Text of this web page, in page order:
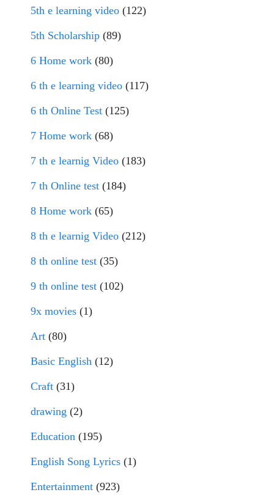
5th e learning video (122)
5th Scholarship (89)
6 Home work (80)
6 th e learning video (117)
6 th Online Test (125)
7 Home work (68)
7 th e learnig Video (183)
7 th Online test (184)
8 Home work (65)
8 th e learnig Video (212)
8 th online test (35)
9 th online test (102)
9x movies (1)
Art (80)
Basic English (12)
Craft (31)
drawing (2)
Education (195)
English Song Lyrics (1)
Entertainment (923)